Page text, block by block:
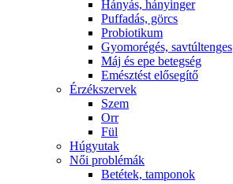
Hányás, hányinger
Puffadás, görcs
Probiotikum
Gyomorégés, savtúltenges
Máj és epe betegség
Emésztést elősegítő
Érzékszervek
Szem
Orr
Fül
Húgyutak
Női problémák
Betétek, tamponok